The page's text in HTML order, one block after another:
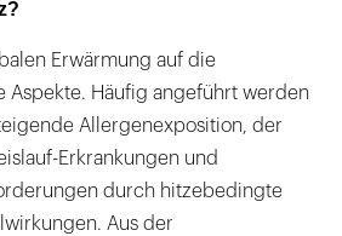
Erwärmung auf die
Aspekte. Häufig angeführt werden
Allergenexposition, der
Erkrankungen und
durch hitzebedingte
Aus der